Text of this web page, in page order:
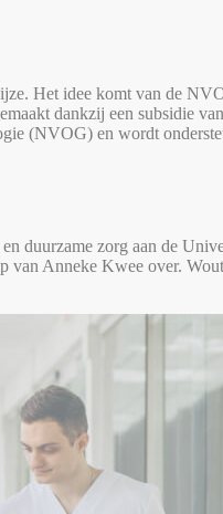
Het idee komt van de
dankzij een subsidie
(NVOG) en wordt
zorg aan de
Anneke Kwee over.